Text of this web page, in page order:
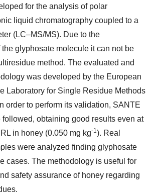
for the analysis of polar
liquid chromatography coupled to a
(LC–MS/MS). Due to the
glyphosate molecule it can not be
method. The evaluated and
was developed by the European
Laboratory for Single Residue Methods
order to perform its validation, SANTE
obtaining good results even at
in honey (0.050 mg kg-1 ). Real
were analyzed finding glyphosate
cases. The methodology is useful for
safety assurance of honey regarding